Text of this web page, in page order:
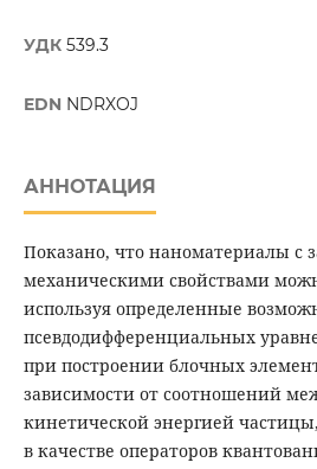
УДК 539.3
EDN NDRXOJ
АННОТАЦИЯ
Показано, что наноматериалы с
механическими свойствами
используя определенные
псевдодифференциальных
при построении блочных
зависимости от соотношений
кинетической энергией
в качестве операторов